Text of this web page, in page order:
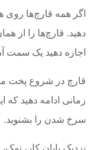
اگر همه قارچ‌ها روی
دهید. قارچ‌ها را از
اجازه دهید یک سمت
قارچ در شروع پخت
زمانی ادامه دهید
سرخ شدن را بشنوید.
نزدیک پایان کار،